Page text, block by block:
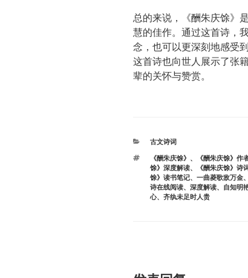
总的来说，《酬朱庆馀》
慧的佳作。通过这首诗，
念，也可以更深刻地感受
这首诗也向世人展示了张
辈的关怀与赞赏。
分
古文诗词
标
签
《酬朱庆馀》 、 《酬朱庆馀》作
馀》深度解读、 《酬朱庆馀》诗
馀》读书笔记、 一曲菱歌敌万金、
诗在线阅读、 深度解读、 自知明
心、 齐纨未足时人贵